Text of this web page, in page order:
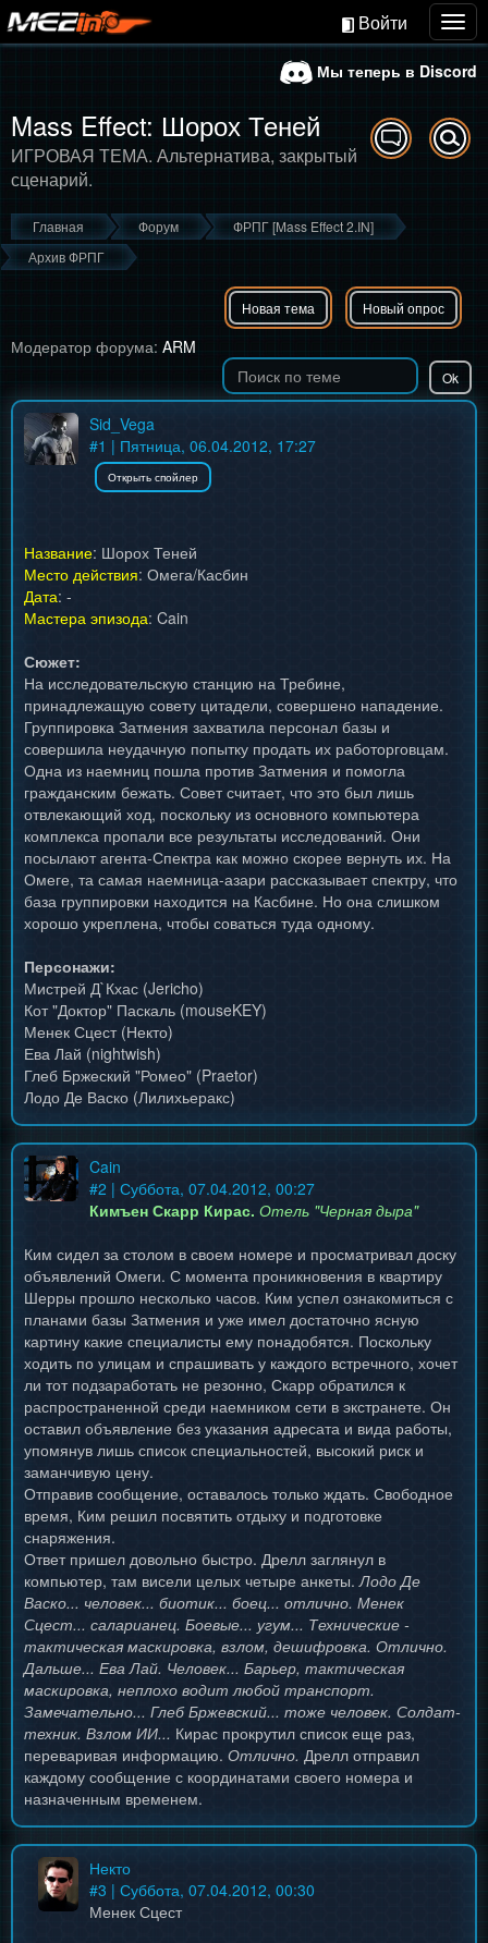
Войти
Мы теперь в Discord
Mass Effect: Шорох Теней
ИГРОВАЯ ТЕМА. Альтернатива, закрытый
сценарий.
Главная Форум
ФРПГ [Mass Effect 2.IN]
Архив ФРПГ
Новая тема Новый опрос
Модератор форума: ARM
Sid_Vega
#1 | Пятница, 06.04.2012, 17:27
Название: Шорох Теней
Место действия: Омега/Касбин
Дата: -
Мастера эпизода: Cain
Сюжет:
На исследовательскую станцию на Требине,
принадлежащую совету цитадели, совершено нападение.
Группировка Затмения захватила персонал базы и
совершила неудачную попытку продать их работорговцам.
Одна из наемниц пошла против Затмения и помогла
гражданским бежать. Совет считает, что это был лишь
отвлекающий ход, поскольку из основного компьютера
комплекса пропали все результаты исследований. Они
посылают агента-Спектра как можно скорее вернуть их. На
Омеге, та самая наемница-азари рассказывает спектру, что
база группировки находится на Касбине. Но она слишком
хорошо укреплена, чтобы соваться туда одному.
Персонажи:
Мистрей Д`Кхас (Jericho)
Кот "Доктор" Паскаль (mouseKEY)
Менек Сцест (Некто)
Ева Лай (nightwish)
Глеб Бржеский "Ромео" (Praetor)
Лодо Де Васко (Лилихьеракс)
Cain
#2 | Суббота, 07.04.2012, 00:27
Кимъен Скарр Кирас. Отель "Черная дыра"
Ким сидел за столом в своем номере и просматривал доску
объявлений Омеги. С момента проникновения в квартиру
Шерры прошло несколько часов. Ким успел ознакомиться с
планами базы Затмения и уже имел достаточно ясную
картину какие специалисты ему понадобятся. Поскольку
ходить по улицам и спрашивать у каждого встречного, хочет
ли тот подзаработать не резонно, Скарр обратился к
распространенной среди наемником сети в экстранете. Он
оставил объявление без указания адресата и вида работы,
упомянув лишь список специальностей, высокий риск и
заманчивую цену.
Отправив сообщение, оставалось только ждать. Свободное
время, Ким решил посвятить отдыху и подготовке
снаряжения.
Ответ пришел довольно быстро. Дрелл заглянул в
компьютер, там висели целых четыре анкеты.Лодо Де
Васко... человек... биотик... боец... отлично. Менек
Сцест... саларианец. Боевые... угум... Технические -
тактическая маскировка, взлом, дешифровка. Отлично.
Дальше... Ева Лай. Человек... Барьер, тактическая
маскировка, неплохо водит любой транспорт.
Замечательно... Глеб Бржевский... тоже человек. Солдат-
техник. Взлом ИИ... Кирас прокрутил список еще раз,
переваривая информацию. Отлично. Дрелл отправил
каждому сообщение с координатами своего номера и
назначенным временем.
Некто
#3 | Суббота, 07.04.2012, 00:30
Менек Сцест